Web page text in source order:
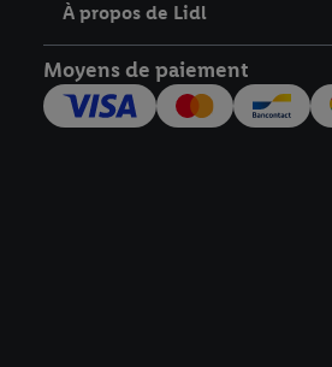
À propos de Lidl
Moyens de paiement